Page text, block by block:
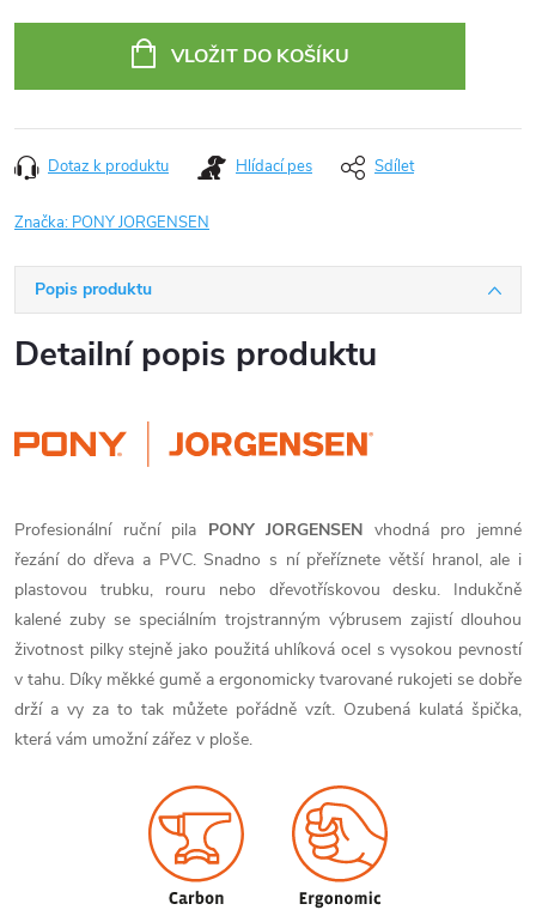
VLOŽIT DO KOŠÍKU
Dotaz k produktu Hlídací pes Sdílet
Značka: PONY JORGENSEN
Popis produktu
Detailní popis produktu
Profesionální ruční pila PONY JORGENSEN vhodná pro jemné
řezání do dřeva a PVC. Snadno s ní přeříznete větší hranol, ale i
plastovou trubku, rouru nebo dřevotřískovou desku. Indukčně
kalené zuby se speciálním trojstranným výbrusem zajistí dlouhou
životnost pilky stejně jako použitá uhlíková ocel s vysokou pevností
v tahu. Díky měkké gumě a ergonomicky tvarované rukojeti se dobře
drží a vy za to tak můžete pořádně vzít. Ozubená kulatá špička,
která vám umožní zářez v ploše.